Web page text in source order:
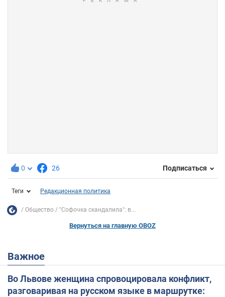
0 26 Подписаться
Теги Редакционная политика
Общество "Софочка скандалила": в...
Вернуться на главную OBOZ
Важное
Во Львове женщина спровоцировала конфликт,
разговаривая на русском языке в маршрутке: